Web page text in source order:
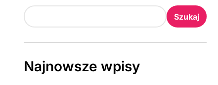
Szukaj
Najnowsze wpisy